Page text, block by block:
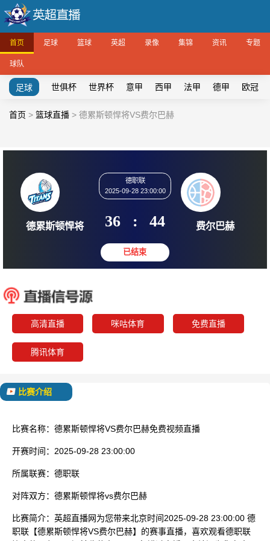
首页 足球 篮球 英超 录像 集锦 资讯 专题
球队
足球 世俱杯 世界杯 意甲 西甲 法甲 德甲 欧冠
首页 > 篮球直播 > 德累斯顿悍将VS费尔巴赫
德职联
2025-09-28 23:00:00
36 : 44
高清直播 咪咕体育 免费直播
腾讯体育
比赛介绍
比赛名称： 德累斯顿悍将VS费尔巴赫免费视频直播
开赛时间： 2025-09-28 23:00:00
所属联赛： 德职联
对阵双方： 德累斯顿悍将vs费尔巴赫
比赛简介： 英超直播网为您带来北京时间2025-09-28 23:00:00 德
职联【德累斯顿悍将VS费尔巴赫】的赛事直播，喜欢观看德职联